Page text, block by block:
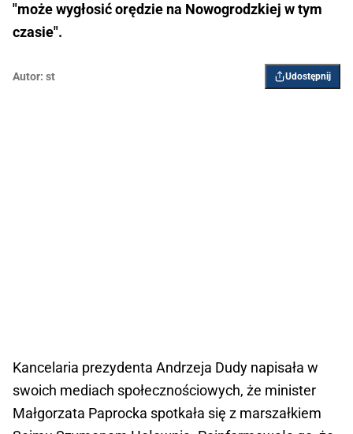
"może wygłosić orędzie na Nowogrodzkiej w tym
czasie".
Autor: st Udostępnij
Kancelaria prezydenta Andrzeja Dudy napisała w
swoich mediach społecznościowych, że minister
Małgorzata Paprocka spotkała się z marszałkiem